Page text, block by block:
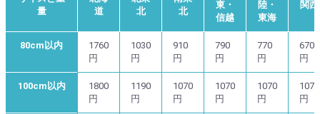
量
道
北
北
東・
信越
陸・
東海
関西
80cm以内
1760
円
1030
円
910
円
790
円
770
円
670
円
100cm以内
1800
円
1190
円
1070
円
1070
円
1070
円
1070
円